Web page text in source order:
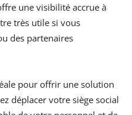
une visibilité accrue à
très utile si vous
des partenaires
pour offrir une solution
déplacer votre siège social